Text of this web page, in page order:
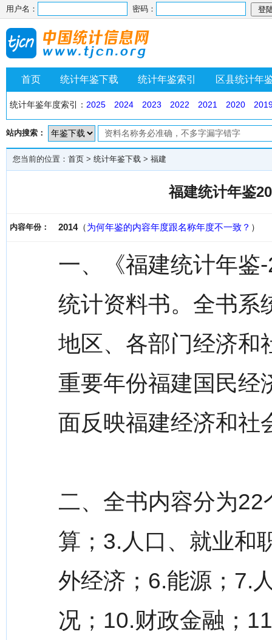
用户名： 密码：
首页 统计年鉴下载 统计年鉴索引 区县统计年
统计年鉴年度索引： 2025 2024 2023 2022 2021 2020
站内搜索：
您当前的位置： 首页 > 统计年鉴下载 > 福建
福建统计年鉴
内容年份： 2014（为何年鉴的内容年度跟名称年度不一致？ ）
一、《福建统计年鉴
统计资料书。全书系
地区、各部门经济和
重要年份福建国民经
面反映福建经济和社
二、全书内容分为
算；3.人口、就业和
外经济；6.能源；7.
况；10.财政金融；